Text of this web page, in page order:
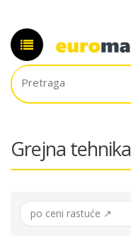
Grejna tehnika
po ceni rastuće ↗